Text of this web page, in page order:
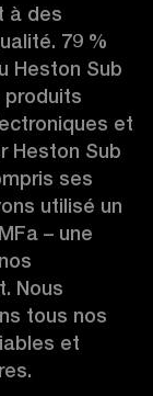
à des
79 %
Heston Sub
produits
et
Heston Sub
ses
utilisé un
– une
Nous
tous nos
et